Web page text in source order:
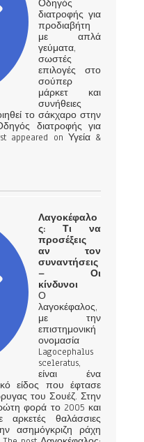
Οδηγός
διατροφής για
προδιαβήτη
με απλά
γεύματα,
σωστές
επιλογές στο
σούπερ
μάρκετ και
συνήθειες
το σάκχαρο στην
διατροφής για
appeared on Υγεία &
Λαγοκέφαλο
ς: Τι να
προσέξεις
αν τον
συναντήσεις
– Οι
κίνδυνοι
Ο
λαγοκέφαλος,
με την
επιστημονική
ονομασία
Lagocephalus
sceleratus,
είναι ένα
είδος που έφτασε
του Σουέζ. Στην
φορά το 2005 και
αρκετές θαλάσσιες
ασημόγκριζη ράχη